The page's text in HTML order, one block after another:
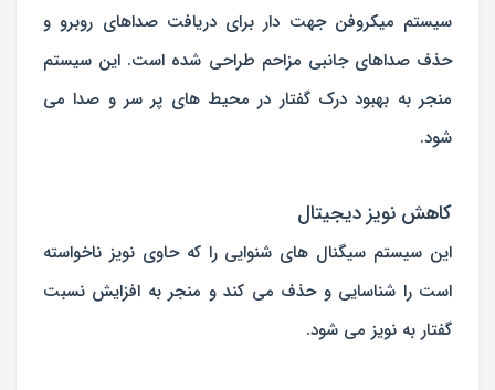
سیستم میکروفن جهت دار برای دریافت صداهای روبرو و
حذف صداهای جانبی مزاحم طراحی شده است. این سیستم
منجر به بهبود درک گفتار در محیط های پر سر و صدا می
شود.
کاهش نویز دیجیتال
این سیستم سیگنال های شنوایی را که حاوی نویز ناخواسته
است را شناسایی و حذف می کند و منجر به افزایش نسبت
گفتار به نویز می شود.